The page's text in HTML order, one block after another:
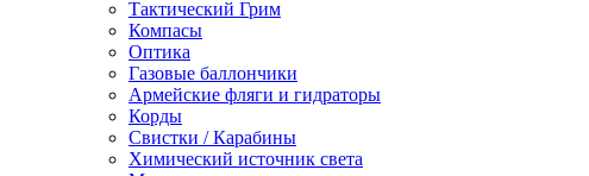
Тактический Грим
Компасы
Оптика
Газовые баллончики
Армейские фляги и гидраторы
Корды
Свистки / Карабины
Химический источник света